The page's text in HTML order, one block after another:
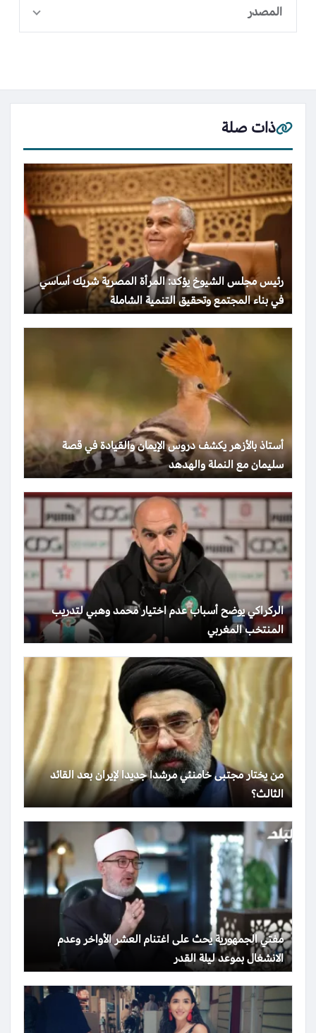
المصدر
ذات صلة
رئيس مجلس الشيوخ يؤكد: المرأة المصرية شريك أساسي
في بناء المجتمع وتحقيق التنمية الشاملة
أستاذ بالأزهر يكشف دروس الإيمان والقيادة في قصة
سليمان مع النملة والهدهد
الركراكي يوضح أسباب عدم اختيار محمد وهبي لتدريب
المنتخب المغربي
من يختار مجتبى خامنئي مرشدا جديدا لإيران بعد القائد
الثالث؟
مفتي الجمهورية يحث على اغتنام العشر الأواخر وعدم
الانشغال بموعد ليلة القدر